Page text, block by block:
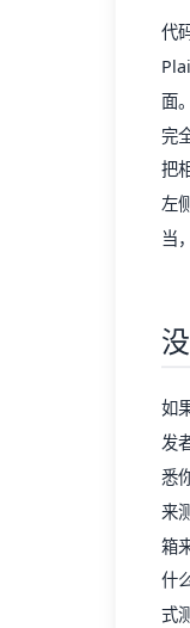
代
面
完
把
左
当
如
发
悉
来
箱
什
式